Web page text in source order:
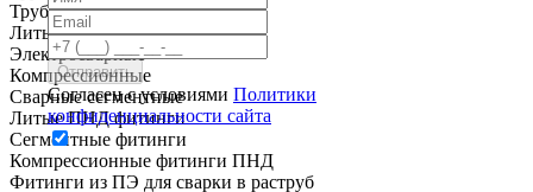
Труба ГОСТ Р МЭК
Литые
Электросварные
Компрессионные
Сварные сегментные
Литые ПНД фитинги
Сегментные фитинги
Компрессионные фитинги ПНД
Фитинги из ПЭ для сварки в раструб
Согласен с условиями Политики
конфиденциальности сайта